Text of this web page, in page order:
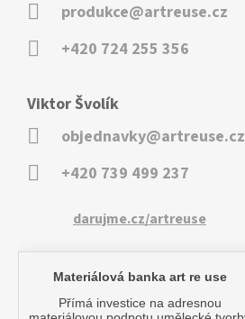
produkce@artreuse.cz
+420 724 255 356
Viktor Švolík
objednavky@artreuse.cz
+420 739 499 237
darujme.cz/artreuse